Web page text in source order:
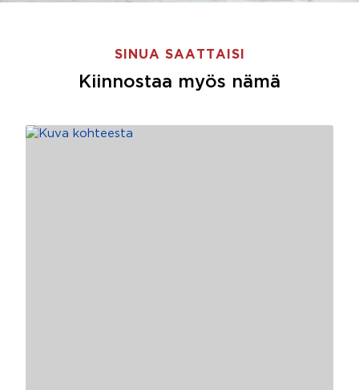
SINUA SAATTAISI
Kiinnostaa myös nämä